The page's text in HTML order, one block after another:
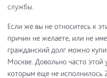
службы.
Если же вы не относитесь к
причин не желаете, или не
гражданский долг можно
Москве. Довольно часто
которым еще не исполнилось